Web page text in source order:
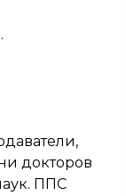
докторов
ППС